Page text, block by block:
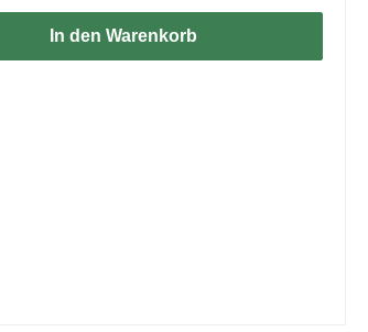
In den Warenkorb